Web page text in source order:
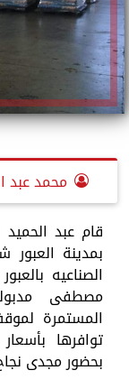
محمد عبد
قام عبد
بمدينة العبور
الصناعيه
مصطفى
المستمرة
توافرها
بحضور مجدى